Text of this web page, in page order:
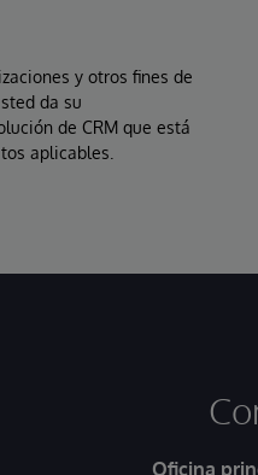
y otros fines de
da su
de CRM que está
aplicables.
Oficina